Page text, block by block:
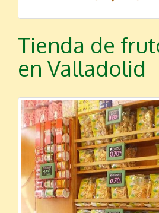
Tienda de
en Valladolid